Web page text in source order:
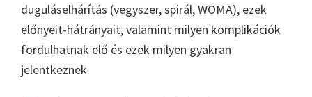
duguláselhárítás (vegyszer, spirál, WOMA), ezek
előnyeit-hátrányait, valamint milyen komplikációk
fordulhatnak elő és ezek milyen gyakran
jelentkeznek.